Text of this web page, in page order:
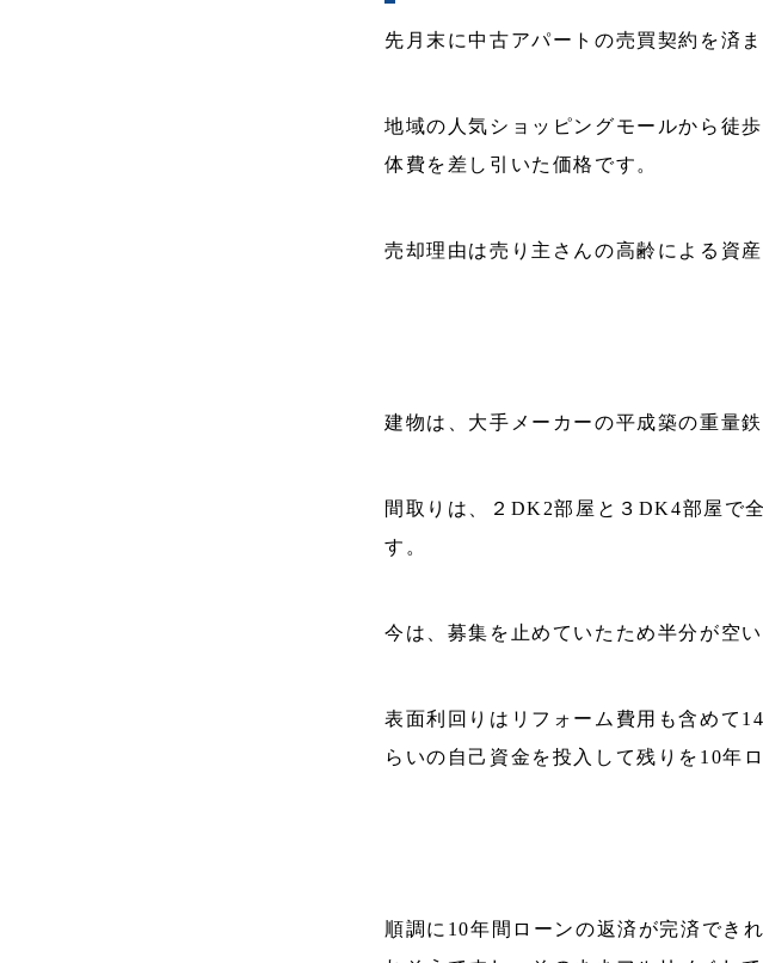
先月末に中古アパートの売買契約を済ま
地域の人気ショッピングモールから徒
体費を差し引いた価格です。
売却理由は売り主さんの高齢による資産
建物は、大手メーカーの平成築の重量
間取りは、２DK2部屋と３DK4部屋で
す。
今は、募集を止めていたため半分が空
表面利回りはリフォーム費用も含めて
らいの自己資金を投入して残りを10年
順調に10年間ローンの返済が完済でき